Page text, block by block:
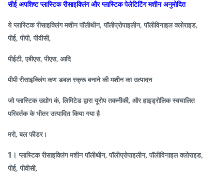
सीई अपशिष्ट प्लास्टिक रीसाइक्लिंग और प्लास्टिक पेलेटिटिंग मशीन अनुमोदित
ये प्लास्टिक रीसाइक्लिंग मशीन पॉलीथीन, पॉलीप्रोपाइलीन, पॉलीविनाइल क्लोराइड,
पीई, पीपी, पीवीसी,
पीईटी, एबीएस, पीएस, आदि
पीपी रीसाइक्लिंग कण डबल स्क्रू बनाने की मशीन का उत्पादन
जो प्लास्टिक उद्योग कं, लिमिटेड द्वारा यूरोप तकनीकी, और हाइड्रोलिक स्वचालित
परिवर्तक के भीतर उत्पादित किया गया है
मरो, बल फीडर।
1। प्लास्टिक रीसाइक्लिंग मशीन पॉलीथीन, पॉलीप्रोपाइलीन, पॉलीविनाइल क्लोराइड,
पीई, पीवीसी,